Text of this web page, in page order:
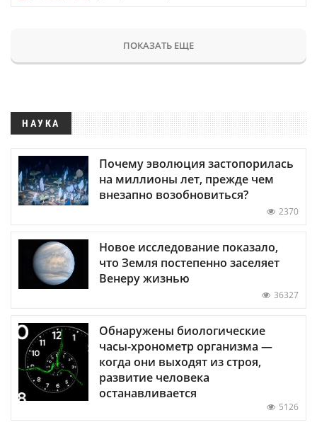
ПОКАЗАТЬ ЕЩЕ
НАУКА
Почему эволюция застопорилась
на миллионы лет, прежде чем
внезапно возобновиться?
2370
Новое исследование показало,
что Земля постепенно заселяет
Венеру жизнью
36327
Обнаружены биологические
часы-хронометр организма —
когда они выходят из строя,
развитие человека
останавливается
5126